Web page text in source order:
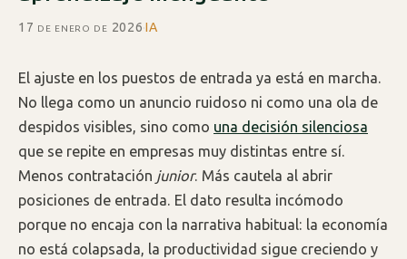
17 de enero de 2026·IA
El ajuste en los puestos de entrada ya está en marcha.
No llega como un anuncio ruidoso ni como una ola de
despidos visibles, sino como una decisión silenciosa
que se repite en empresas muy distintas entre sí.
Menos contratación junior. Más cautela al abrir
posiciones de entrada. El dato resulta incómodo
porque no encaja con la narrativa habitual: la economía
no está colapsada, la productividad sigue creciendo y